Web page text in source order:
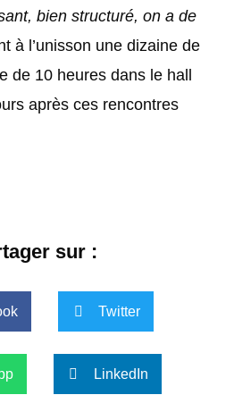
bien structuré, on a de
à l’unisson une dizaine de
de 10 heures dans le hall
après ces rencontres
sur :
Twitter
LinkedIn